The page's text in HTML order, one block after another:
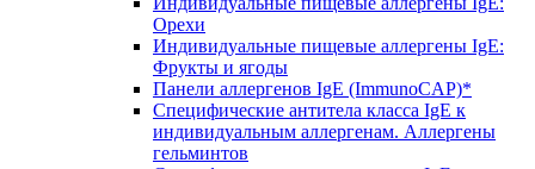
Орехи
Индивидуальные пищевые аллергены IgE:
Фрукты и ягоды
Панели аллергенов IgE (ImmunoCAP)*
Специфические антитела класса IgE к
индивидуальным аллергенам. Аллергены
гельминтов